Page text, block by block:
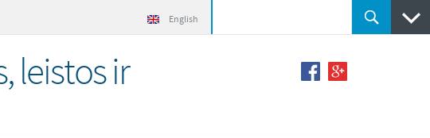
English
leistos ir